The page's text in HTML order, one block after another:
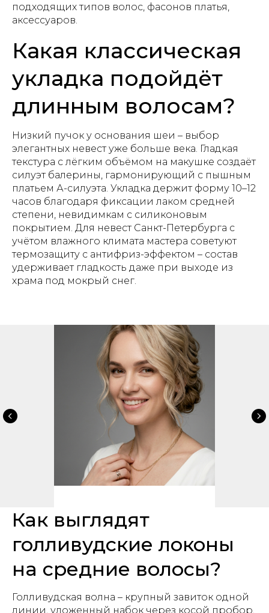
подходящих типов волос, фасонов платья,
аксессуаров.
Какая классическая
укладка подойдёт
длинным волосам?
Низкий пучок у основания шеи – выбор
элегантных невест уже больше века. Гладкая
текстура с лёгким объёмом на макушке создаёт
силуэт балерины, гармонирующий с пышным
платьем А-силуэта. Укладка держит форму 10–12
часов благодаря фиксации лаком средней
степени, невидимкам с силиконовым
покрытием. Для невест Санкт-Петербурга с
учётом влажного климата мастера советуют
термозащиту с антифриз-эффектом – состав
удерживает гладкость даже при выходе из
храма под мокрый снег.
Как выглядят
голливудские локоны
на средние волосы?
Голливудская волна – крупный завиток одной
линии, уложенный набок через косой пробор.